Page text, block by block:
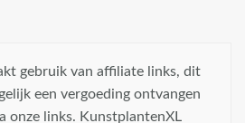
gebruik van affiliate links, dit
een vergoeding ontvangen
onze links. KunstplantenXL